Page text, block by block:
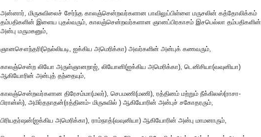
அன்னார், மிருசுவிலைச் சேர்ந்த காலஞ்சென்றவர்களான பாவிலுப்பிள்ளை மருசலின் கத்தோலிக்கம்
தம்பதிகளின் இளைய புதல்வரும், காலஞ்சென்றவர்களான ஞானப்பிரகாசம் இசபெல்லா தம்பதிகளின்
அன்பு மருமகனும்,
ஞானசௌந்தரி(நெல்லியடி, ஐக்கிய அமெரிக்கா) அவர்களின் அன்புக் கணவரும்,
காலஞ்சென்ற லியோ அருள்ஞானறாஜ், லியோனி(ஐக்கிய அமெரிக்கா), டெனிசியா(வவுனியா)
ஆகியோரின் அன்புத் தந்தையும்,
காலஞ்சென்றவர்களான திரேசம்மா(மலர்), செபமணி(மணி), ரத்தினம் மற்றும் நீக்கிலஸ்(ராசா-
பிரான்ஸ்), அமிர்தநாதன்(ரத்தினம்- மிருசுவில் ) ஆகியோரின் அன்புச் சகோதரரும்,
பிரியதர்ஷன்(ஐக்கிய அமெரிக்கா), ராம்நாத்(வவுனியா) ஆகியோரின் அன்பு மாமனாரும்,